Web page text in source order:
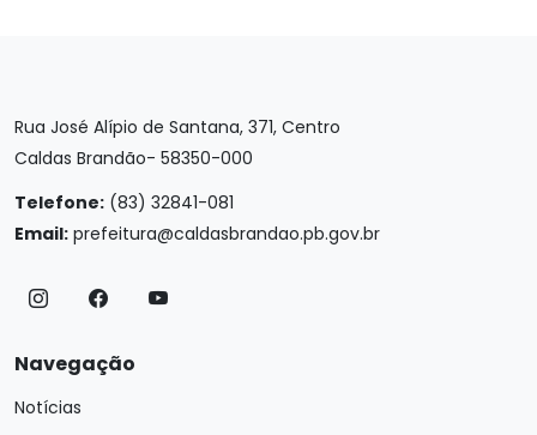
Rua José Alípio de Santana, 371, Centro
Caldas Brandão- 58350-000
Telefone: (83) 32841-081
Email: prefeitura@caldasbrandao.pb.gov.br
Navegação
Notícias